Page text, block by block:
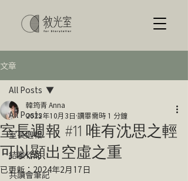
文章
All Posts
室長週報
結業作品
共讀會筆記
All Posts
室長週報 #11 唯有沈思之輕
可以顯出空虛之重
韓筠青 Anna
2022年10月3日 讀畢需時 1 分鐘
已更新：2024年2月17日